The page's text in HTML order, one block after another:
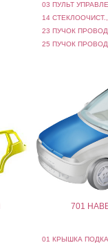
03 ПУЛЬТ
14
23 ПУЧОК
25 ПУЧОК
701
01 КРЫШКА